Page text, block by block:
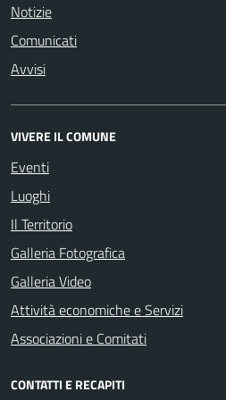
Notizie
Comunicati
Avvisi
VIVERE IL COMUNE
Eventi
Luoghi
Il Territorio
Galleria Fotografica
Galleria Video
Attività economiche e Servizi
Associazioni e Comitati
CONTATTI E RECAPITI